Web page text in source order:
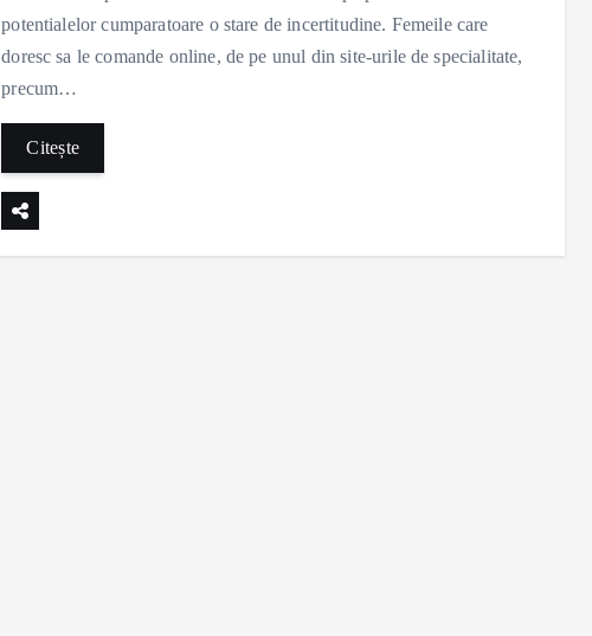
potentialelor cumparatoare o stare de incertitudine. Femeile care
doresc sa le comande online, de pe unul din site-urile de specialitate,
precum…
Citește